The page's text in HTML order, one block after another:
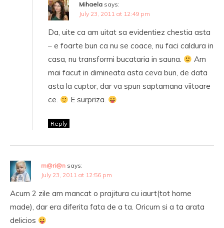
Mihaela says:
July 23, 2011 at 12:49 pm
Da, uite ca am uitat sa evidentiez chestia asta
– e foarte bun ca nu se coace, nu faci caldura in
casa, nu transformi bucataria in sauna.
Am
mai facut in dimineata asta ceva bun, de data
asta la cuptor, dar va spun saptamana viitoare
ce.
E surpriza.
Reply
m@ri@n says:
July 23, 2011 at 12:56 pm
Acum 2 zile am mancat o prajitura cu iaurt(tot home
made), dar era diferita fata de a ta. Oricum si a ta arata
delicios